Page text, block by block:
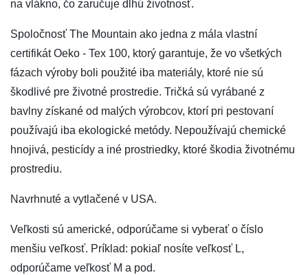
na vlákno, čo zaručuje dlhú životnosť.
Spoločnosť The Mountain ako jedna z mála vlastní
certifikát Oeko - Tex 100, ktorý garantuje, že vo všetkých
fázach výroby boli použité iba materiály, ktoré nie sú
škodlivé pre životné prostredie. Tričká sú vyrábané z
bavlny získané od malých výrobcov, ktorí pri pestovaní
používajú iba ekologické metódy. Nepoužívajú chemické
hnojivá, pesticídy a iné prostriedky, ktoré škodia životnému
prostrediu.
Navrhnuté a vytlačené v USA.
Veľkosti sú americké, odporúčame si vyberať o číslo
menšiu veľkosť. Príklad: pokiaľ nosíte veľkosť L,
odporúčame veľkosť M a pod.